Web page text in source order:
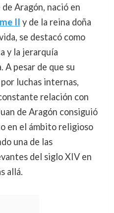
Aragón, nació en
II y de la reina doña
se destacó como
y la jerarquía
A pesar de que su
luchas internas,
relación con
de Aragón consiguió
en el ámbito religioso
una de las
del siglo XIV en
allá.